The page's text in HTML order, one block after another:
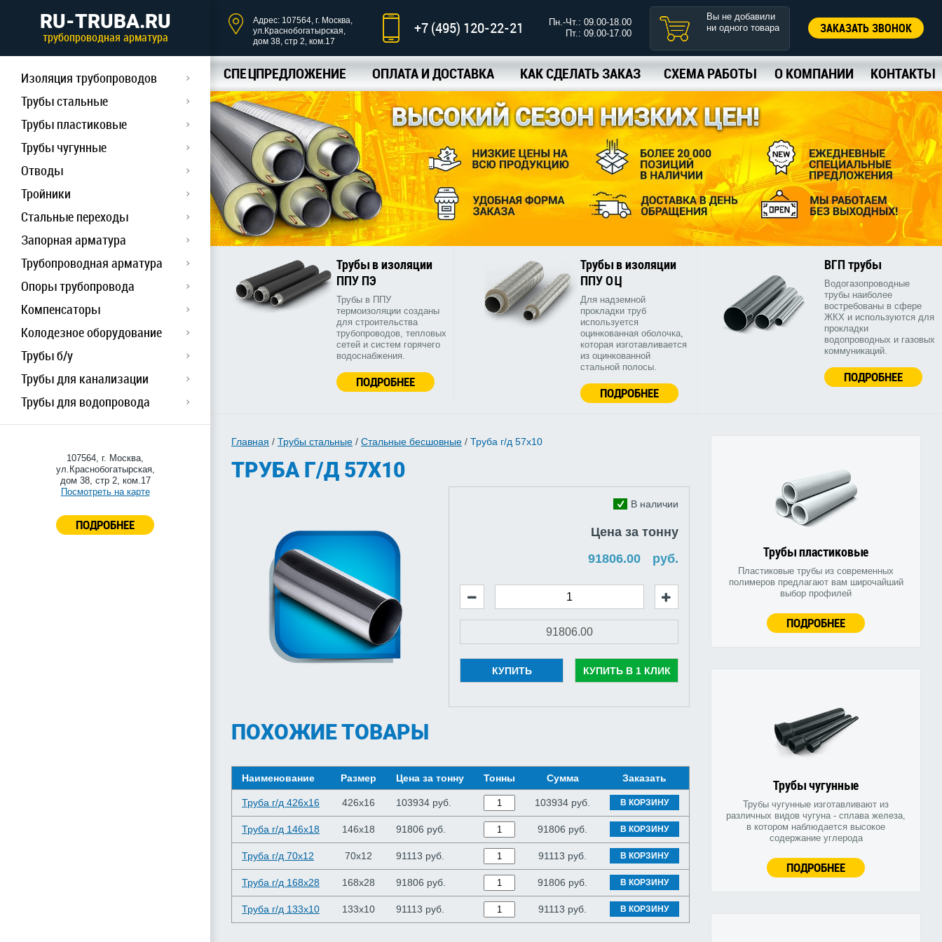
RU-TRUBA.RU
трубопроводная арматура
Изоляция трубопроводов
Трубы стальные
Трубы пластиковые
Трубы чугунные
Отводы
Тройники
Стальные переходы
Запорная арматура
Трубопроводная арматура
Опоры трубопровода
Компенсаторы
Колодезное оборудование
Трубы б/у
Трубы для канализации
Трубы для водопровода
107564, г. Москва,
ул.Краснобогатырская,
дом 38, стр 2, ком.17
Посмотреть на карте
ПОДРОБНЕЕ
Адрес: 107564, г. Москва,
ул.Краснобогатырская,
дом 38, стр 2, ком.17
+7 (495) 120-22-21
Пн.-Чт.: 09.00-18.00
Пт.: 09.00-17.00
Вы не добавили
ни одного товара
ЗАКАЗАТЬ ЗВОНОК
СПЕЦПРЕДЛОЖЕНИЕ ОПЛАТА И ДОСТАВКА КАК СДЕЛАТЬ ЗАКАЗ СХЕМА РАБОТЫ О КОМПАНИИ КОНТАКТЫ
Трубы в изоляции
ППУ ПЭ
Трубы в ППУ
термоизоляции созданы
для строительства
трубопроводов, тепловых
сетей и систем горячего
водоснабжения.
ПОДРОБНЕЕ
Трубы в изоляции
ППУ ОЦ
Для надземной
прокладки труб
используется
оцинкованная оболочка,
которая изготавливается
из оцинкованной
стальной полосы.
ПОДРОБНЕЕ
ВГП трубы
Водогазопроводные
трубы наиболее
востребованы в сфере
ЖКХ и используются для
прокладки
водопроводных и газовых
коммуникаций.
ПОДРОБНЕЕ
Трубы пластиковые
Пластиковые трубы из современных
полимеров предлагают вам широчайший
выбор профилей
ПОДРОБНЕЕ
Трубы чугунные
Трубы чугунные изготавливают из
различных видов чугуна - сплава железа,
в котором наблюдается высокое
содержание углерода
ПОДРОБНЕЕ
Главная / Трубы стальные / Стальные бесшовные / Труба г/д 57x10
ТРУБА Г/Д 57X10
В наличии
Цена за тонну
руб.
КУПИТЬ КУПИТЬ В 1 КЛИК
ПОХОЖИЕ ТОВАРЫ
Наименование Размер Цена за тонну Тонны Сумма Заказать
Труба г/д 426x16 426x16 103934 руб. 103934 руб. В КОРЗИНУ
Труба г/д 146x18 146x18 91806 руб. 91806 руб. В КОРЗИНУ
Труба г/д 70x12 70x12 91113 руб. 91113 руб. В КОРЗИНУ
Труба г/д 168x28 168x28 91806 руб. 91806 руб. В КОРЗИНУ
Труба г/д 133x10 133x10 91113 руб. 91113 руб. В КОРЗИНУ